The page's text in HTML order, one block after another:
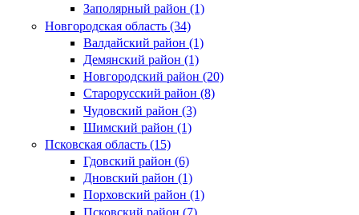
Заполярный район (1)
Новгородская область (34)
Валдайский район (1)
Демянский район (1)
Новгородский район (20)
Старорусский район (8)
Чудовский район (3)
Шимский район (1)
Псковская область (15)
Гдовский район (6)
Дновский район (1)
Порховский район (1)
Псковский район (7)